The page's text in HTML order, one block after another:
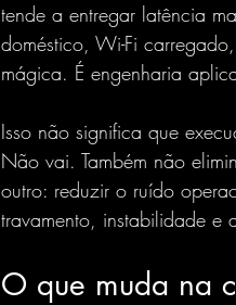
tende a entregar latência
doméstico, Wi-Fi
mágica. É engenharia
Isso não significa que
Não vai. Também não
outro: reduzir o ruído
travamento, instabilidade e
O que muda na